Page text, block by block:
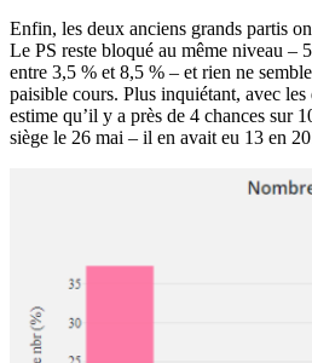
Enfin, les deux anciens grands partis
Le PS reste bloqué au même niveau –
entre 3,5 % et 8,5 % – et rien ne
paisible cours. Plus inquiétant, avec
estime qu’il y a près de 4 chances sur
siège le 26 mai – il en avait eu 13 en